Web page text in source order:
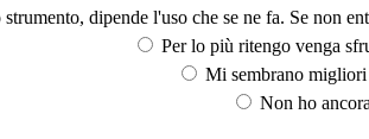
dipende l'uso che se ne fa. Se non
Per lo più ritengo venga
Mi sembrano
Non ho